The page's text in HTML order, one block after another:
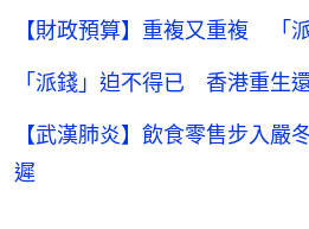
【財政預算】重複又重複 「
「派錢」迫不得已 香港重生
【武漢肺炎】飲食零售步入
遲